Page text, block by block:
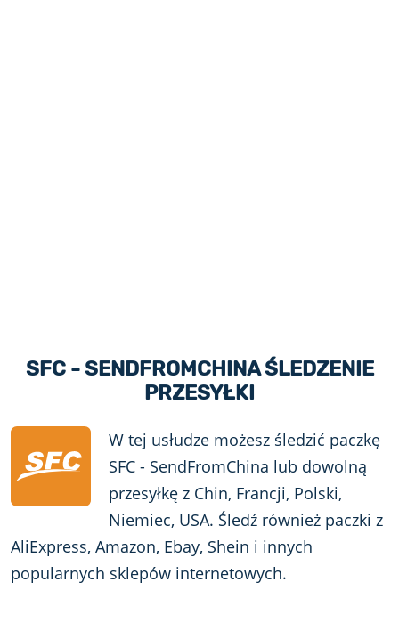
SFC - SENDFROMCHINA ŚLEDZENIE
PRZESYŁKI
W tej usłudze możesz śledzić paczkę
SFC - SendFromChina lub dowolną
przesyłkę z Chin, Francji, Polski,
Niemiec, USA. Śledź również paczki z
AliExpress, Amazon, Ebay, Shein i innych
popularnych sklepów internetowych.